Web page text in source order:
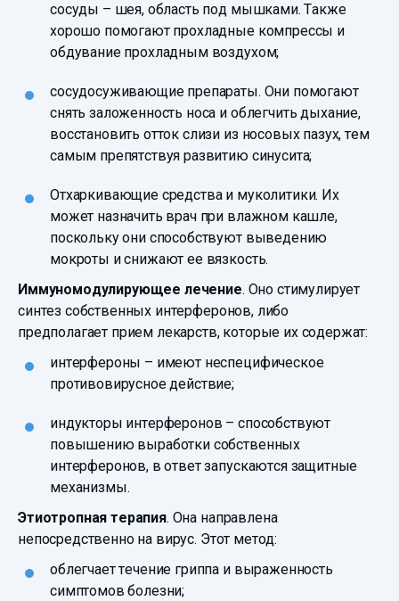
сосуды – шея, область под мышками. Также
хорошо помогают прохладные компрессы и
обдувание прохладным воздухом;
сосудосуживающие препараты. Они помогают
снять заложенность носа и облегчить дыхание,
восстановить отток слизи из носовых пазух, тем
самым препятствуя развитию синусита;
Отхаркивающие средства и муколитики. Их
может назначить врач при влажном кашле,
поскольку они способствуют выведению
мокроты и снижают ее вязкость.
Иммуномодулирующее лечение. Оно стимулирует
синтез собственных интерферонов, либо
предполагает прием лекарств, которые их содержат:
интерфероны – имеют неспецифическое
противовирусное действие;
индукторы интерферонов – способствуют
повышению выработки собственных
интерферонов, в ответ запускаются защитные
механизмы.
Этиотропная терапия. Она направлена
непосредственно на вирус. Этот метод:
облегчает течение гриппа и выраженность
симптомов болезни;